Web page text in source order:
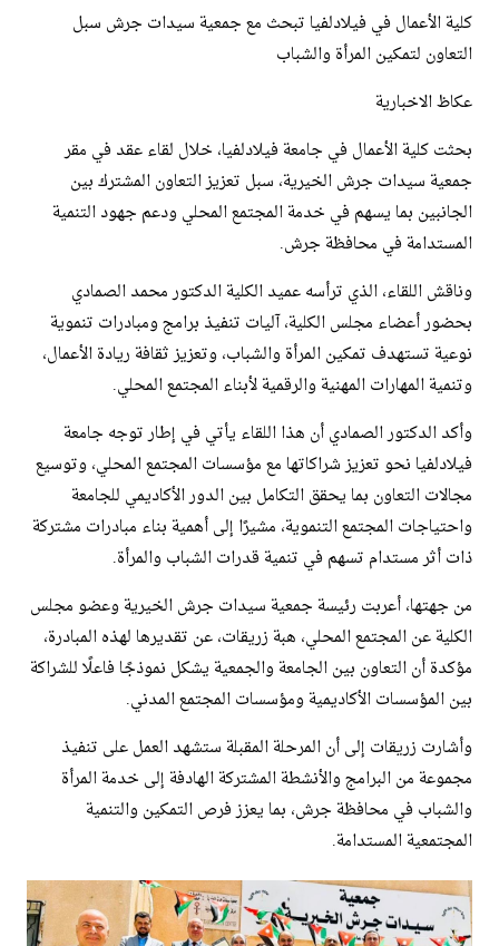
كلية الأعمال في فيلادلفيا تبحث مع جمعية سيدات جرش سبل
التعاون لتمكين المرأة والشباب
عكاظ الاخبارية
بحثت كلية الأعمال في جامعة فيلادلفيا، خلال لقاء عقد في مقر
جمعية سيدات جرش الخيرية، سبل تعزيز التعاون المشترك بين
الجانبين بما يسهم في خدمة المجتمع المحلي ودعم جهود التنمية
المستدامة في محافظة جرش.
وناقش اللقاء، الذي ترأسه عميد الكلية الدكتور محمد الصمادي
بحضور أعضاء مجلس الكلية، آليات تنفيذ برامج ومبادرات تنموية
نوعية تستهدف تمكين المرأة والشباب، وتعزيز ثقافة ريادة الأعمال،
وتنمية المهارات المهنية والرقمية لأبناء المجتمع المحلي.
وأكد الدكتور الصمادي أن هذا اللقاء يأتي في إطار توجه جامعة
فيلادلفيا نحو تعزيز شراكاتها مع مؤسسات المجتمع المحلي، وتوسيع
مجالات التعاون بما يحقق التكامل بين الدور الأكاديمي للجامعة
واحتياجات المجتمع التنموية، مشيرًا إلى أهمية بناء مبادرات مشتركة
ذات أثر مستدام تسهم في تنمية قدرات الشباب والمرأة.
من جهتها، أعربت رئيسة جمعية سيدات جرش الخيرية وعضو مجلس
الكلية عن المجتمع المحلي، هبة زريقات، عن تقديرها لهذه المبادرة،
مؤكدة أن التعاون بين الجامعة والجمعية يشكل نموذجًا فاعلًا للشراكة
بين المؤسسات الأكاديمية ومؤسسات المجتمع المدني.
وأشارت زريقات إلى أن المرحلة المقبلة ستشهد العمل على تنفيذ
مجموعة من البرامج والأنشطة المشتركة الهادفة إلى خدمة المرأة
والشباب في محافظة جرش، بما يعزز فرص التمكين والتنمية
المجتمعية المستدامة.